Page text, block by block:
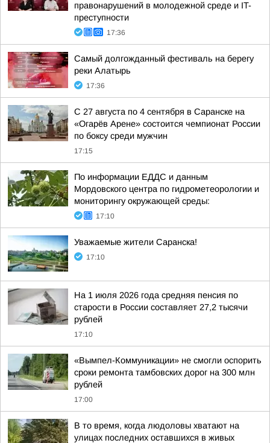
правонарушений в молодежной среде и IT-
преступности
17:36
Самый долгожданный фестиваль на берегу
реки Алатырь
17:36
С 27 августа по 4 сентября в Саранске на
«Огарёв Арене» состоится чемпионат России
по боксу среди мужчин
17:15
По информации ЕДДС и данным
Мордовского центра по гидрометеорологии и
мониторингу окружающей среды:
17:10
Уважаемые жители Саранска!
17:10
На 1 июля 2026 года средняя пенсия по
старости в России составляет 27,2 тысячи
рублей
17:10
«Вымпел-Коммуникации» не смогли оспорить
сроки ремонта тамбовских дорог на 300 млн
рублей
17:00
В то время, когда людоловы хватают на
улицах последних оставшихся в живых